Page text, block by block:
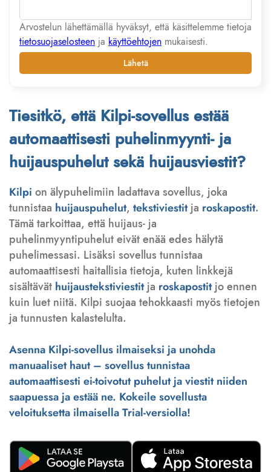
Arvostelun lähettämällä hyväksyt, että käsittelemme tietoja
tietosuojaselosteen ja käyttöehtojen mukaisesti.
Lähetä
Tiesitkö, että Kilpi-sovellus estää
automaattisesti puhelinmyynti- ja
huijauspuhelut sekä huijausviestit?
Kilpi on älypuhelimiin ladattava sovellus, joka
tunnistaa huijauspuhelut, tekstiviestitja roskapostit.
Tämä tarkoittaa, että huijaus- ja
puhelinmyyntipuhelut eivät enää edes hälytä
puhelimessasi. Lisäksi sovellus tunnistaa
automaattisesti haitallisia tietoja, kuten linkkejä
sisältävät huijaustekstiviestitja roskapostitjo ennen
kuin luet niitä. Kilpi suojaa tehokkaasti myös tietojen
ja tunnusten kalastelulta.
Asenna Kilpi-sovellus ilmaiseksi ja unohda
manuaaliset haut – sovellus tunnistaa
automaattisesti ei-toivotut puhelut ja viestit niiden
saapuessa ja estää ne. Kokeile sovellusta
veloituksetta ilmaisella Trial-versiolla!